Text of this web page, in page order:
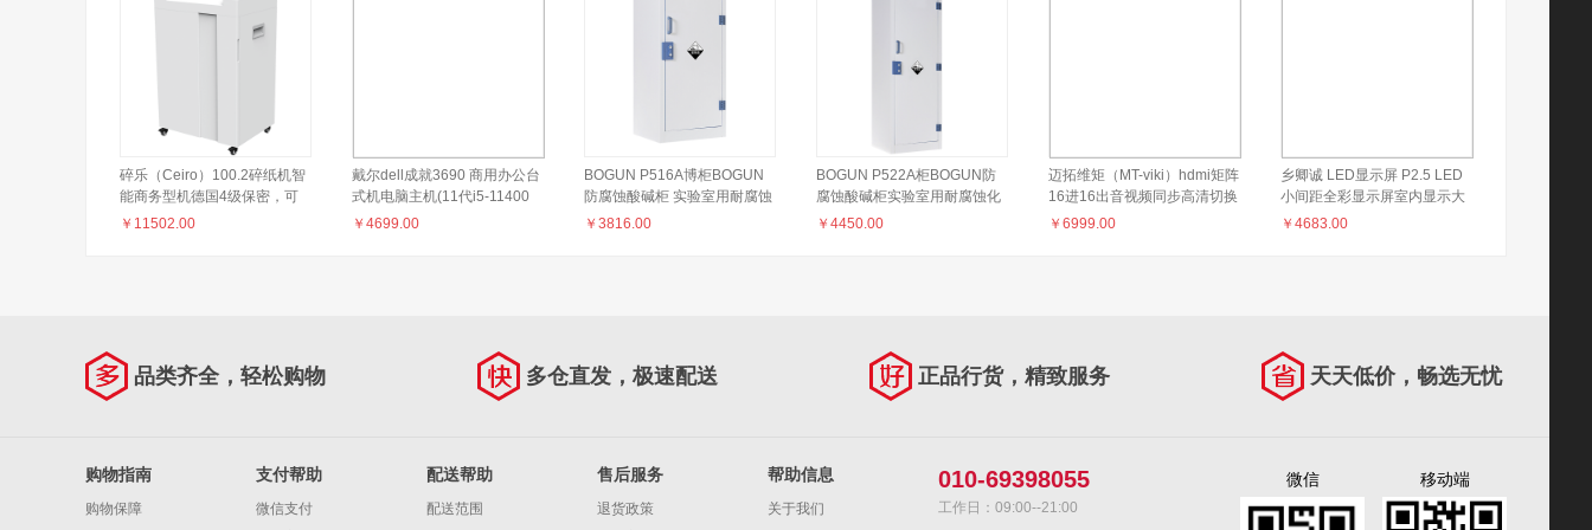
碎乐（Ceiro）100.2碎纸机智
能商务型机德国4级保密，可
碎纸、PVC卡、光盘
￥ 11502.00
戴尔dell成就3690 商用办公台
式机电脑主机(11代i5-11400
16G 256G+1T 三年服
￥ 4699.00
BOGUN P516A博柜BOGUN
防腐蚀酸碱柜 实验室用耐腐蚀
化学品存储双锁双人制更加安
￥ 3816.00
BOGUN P522A柜BOGUN防
腐蚀酸碱柜实验室用耐腐蚀化
学品存储双锁双人制更加安
￥ 4450.00
迈拓维矩（MT-viki）hdmi矩阵
16进16出音视频同步高清切换
器MT-HD1616
￥ 6999.00
乡卿诚 LED显示屏 P2.5 LED
小间距全彩显示屏室内显示大
屏会议室无缝拼接屏监控led大
￥ 4683.00
品类齐全，轻松购物 多仓直发，极速配送 正品行货，精致服务 天天低价，畅选无忧
购物指南
购物保障
支付帮助
微信支付
配送帮助
配送范围
售后服务
退货政策
帮助信息
关于我们
010-69398055
工作日：09:00--21:00
微信 移动端